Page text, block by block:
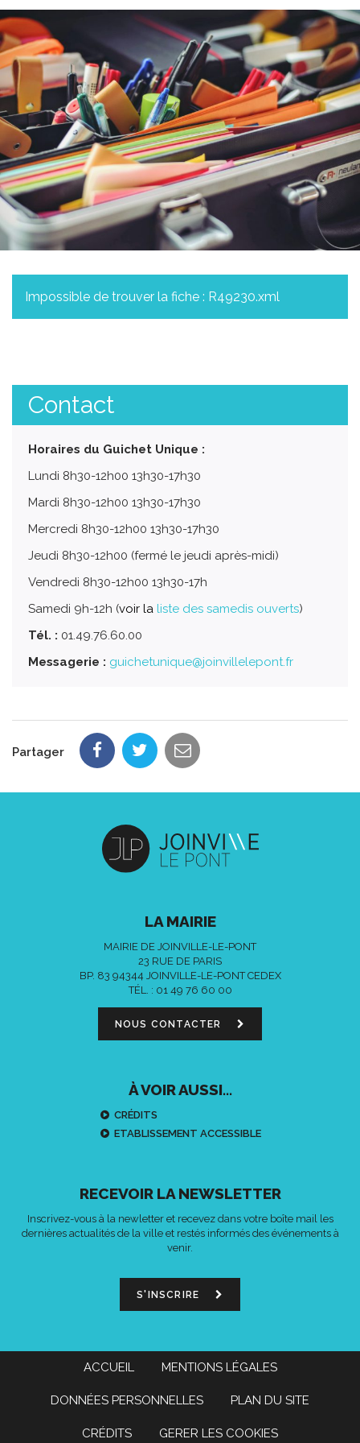
Impossible de trouver la fiche : R49230.xml
Contact
Horaires du Guichet Unique :
Lundi 8h30-12h00 13h30-17h30
Mardi 8h30-12h00 13h30-17h30
Mercredi 8h30-12h00 13h30-17h30
Jeudi 8h30-12h00 (fermé le jeudi après-midi)
Vendredi 8h30-12h00 13h30-17h
Samedi 9h-12h (voir la liste des samedis ouverts)
Tél. : 01.49.76.60.00
Messagerie : guichetunique@joinvillelepont.fr
Partager
LA MAIRIE
MAIRIE DE JOINVILLE-LE-PONT
23 RUE DE PARIS
BP. 83 94344 JOINVILLE-LE-PONT CEDEX
TÉL. : 01 49 76 60 00
NOUS CONTACTER
À VOIR AUSSI...
CRÉDITS
ETABLISSEMENT ACCESSIBLE
RECEVOIR LA NEWSLETTER
Inscrivez-vous à la newletter et recevez dans votre boîte mail les
dernières actualités de la ville et restés informés des événements à
venir.
S'INSCRIRE
ACCUEIL MENTIONS LÉGALES
DONNÉES PERSONNELLES PLAN DU SITE
CRÉDITS GERER LES COOKIES